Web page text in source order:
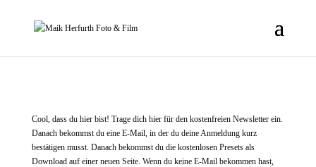
Cool, dass du hier bist! Trage dich hier für den kostenfreien Newsletter ein.
Danach bekommst du eine E-Mail, in der du deine Anmeldung kurz
bestätigen musst. Danach bekommst du die kostenlosen Presets als
Download auf einer neuen Seite. Wenn du keine E-Mail bekommen hast,